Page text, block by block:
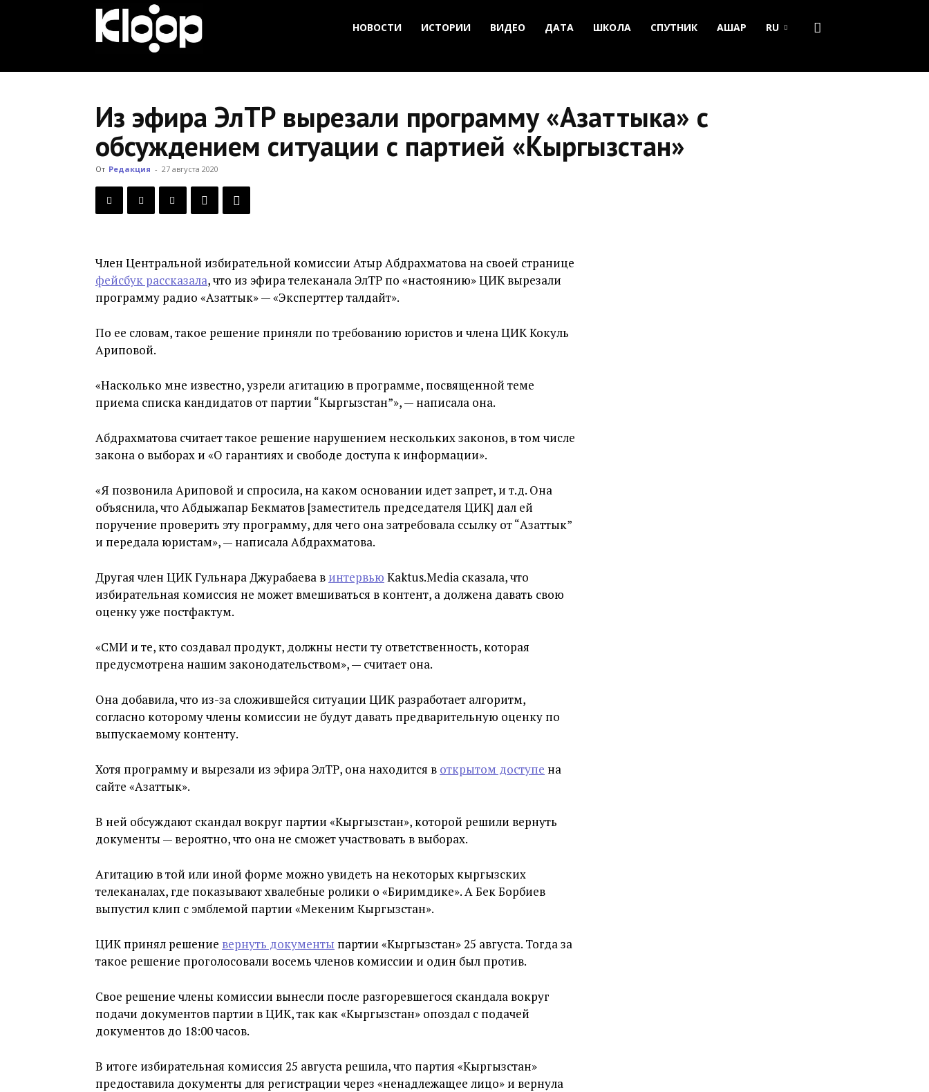
Кыргызстана
НОВОСТИ ИСТОРИИ ВИДЕО ДАТА ШКОЛА СПУТНИК АШАР RU
Из эфира ЭлТР вырезали программу «Азаттыка» с
обсуждением ситуации с партией «Кыргызстан»
От Редакция - 27 августа 2020
Член Центральной избирательной комиссии Атыр Абдрахматова на своей странице
фейсбук рассказала, что из эфира телеканала ЭлТР по «настоянию» ЦИК вырезали
программу радио «Азаттык» — «Эксперттер талдайт».
По ее словам, такое решение приняли по требованию юристов и члена ЦИК Кокуль
Ариповой.
«Насколько мне известно, узрели агитацию в программе, посвященной теме
приема списка кандидатов от партии “Кыргызстан”», — написала она.
Абдрахматова считает такое решение нарушением нескольких законов, в том числе
закона о выборах и «О гарантиях и свободе доступа к информации».
«Я позвонила Ариповой и спросила, на каком основании идет запрет, и т.д. Она
объяснила, что Абдыжапар Бекматов [заместитель председателя ЦИК] дал ей
поручение проверить эту программу, для чего она затребовала ссылку от “Азаттык”
и передала юристам», — написала Абдрахматова.
Другая член ЦИК Гульнара Джурабаева в интервью Kaktus.Media сказала, что
избирательная комиссия не может вмешиваться в контент, а должена давать свою
оценку уже постфактум.
«СМИ и те, кто создавал продукт, должны нести ту ответственность, которая
предусмотрена нашим законодательством», — считает она.
Она добавила, что из-за сложившейся ситуации ЦИК разработает алгоритм,
согласно которому члены комиссии не будут давать предварительную оценку по
выпускаемому контенту.
Хотя программу и вырезали из эфира ЭлТР, она находится в открытом доступе на
сайте «Азаттык».
В ней обсуждают скандал вокруг партии «Кыргызстан», которой решили вернуть
документы — вероятно, что она не сможет участвовать в выборах.
Агитацию в той или иной форме можно увидеть на некоторых кыргызских
телеканалах, где показывают хвалебные ролики о «Биримдике». А Бек Борбиев
выпустил клип с эмблемой партии «Мекеним Кыргызстан».
ЦИК принял решение вернуть документы партии «Кыргызстан» 25 августа. Тогда за
такое решение проголосовали восемь членов комиссии и один был против.
Свое решение члены комиссии вынесли после разгоревшегося скандала вокруг
подачи документов партии в ЦИК, так как «Кыргызстан» опоздал с подачей
документов до 18:00 часов.
В итоге избирательная комиссия 25 августа решила, что партия «Кыргызстан»
предоставила документы для регистрации через «ненадлежащее лицо» и вернула